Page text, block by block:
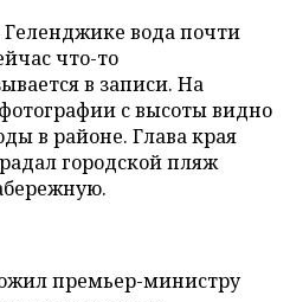
вода почти
что-то
в записи. На
с высоты видно
в районе. Глава края
городской пляж
премьер-министру